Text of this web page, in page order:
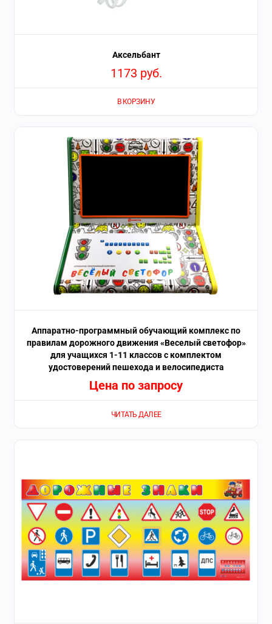
Аксельбант
1173 руб.
В КОРЗИНУ
Аппаратно-программный обучающий комплекс по
правилам дорожного движения «Веселый светофор»
для учащихся 1-11 классов с комплектом
удостоверений пешехода и велосипедиста
Цена по запросу
ЧИТАТЬ ДАЛЕЕ